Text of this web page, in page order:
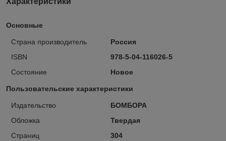
Основные
Страна производитель
Россия
ISBN
978-5-04-116026-5
Состояние
Новое
Пользовательские характеристики
Издательство
БОМБОРА
Обложка
Твердая
Страниц
304